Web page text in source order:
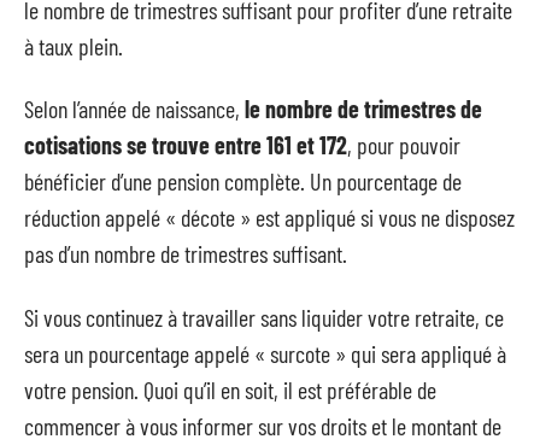
le nombre de trimestres suffisant pour profiter d’une retraite
à taux plein.
Selon l’année de naissance, le nombre de trimestres de
cotisations se trouve entre 161 et 172, pour pouvoir
bénéficier d’une pension complète. Un pourcentage de
réduction appelé « décote » est appliqué si vous ne disposez
pas d’un nombre de trimestres suffisant.
Si vous continuez à travailler sans liquider votre retraite, ce
sera un pourcentage appelé « surcote » qui sera appliqué à
votre pension. Quoi qu’il en soit, il est préférable de
commencer à vous informer sur vos droits et le montant de